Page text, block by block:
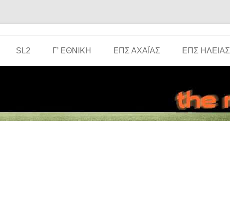
SL2 Γ’ ΕΘΝΙΚΉ ΕΠΣ ΑΧΑΪ́ΑΣ ΕΠΣ ΗΛΕΊΑΣ